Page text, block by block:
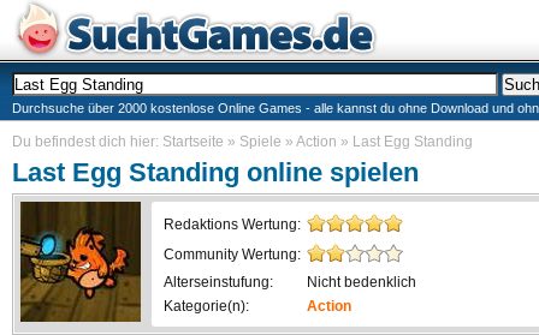
Durchsuche über 2000 kostenlose Online Games - alle kannst du ohne Download und
Du befindest dich hier: Startseite » Spiele » Action » Last Egg Standing
Last Egg Standing online spielen
Redaktions Wertung:
Community Wertung:
Alterseinstufung:
Nicht bedenklich
Kategorie(n):
Action